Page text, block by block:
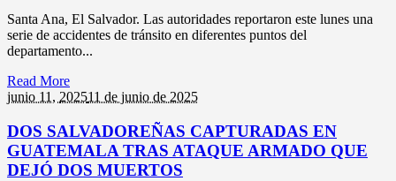
Santa Ana, El Salvador. Las autoridades reportaron este lunes una
serie de accidentes de tránsito en diferentes puntos del
departamento...
Read More
junio 11, 202511 de junio de 2025
DOS SALVADOREÑAS CAPTURADAS EN
GUATEMALA TRAS ATAQUE ARMADO QUE
DEJÓ DOS MUERTOS